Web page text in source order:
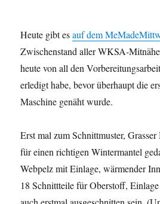
Heute gibt esauf dem
Zwischenstand aller WKSA-
heute von all den
erledigt habe, bevor überhaupt die
Maschine genäht wurde.
Erst mal zum Schnittmuster,
für einen richtigen Wintermantel
Webpelz mit Einlage, wärmender
18 Schnittteile für Oberstoff,